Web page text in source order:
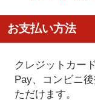
お支払い方法
クレジットカー
Pay、コンビニ
ただけます。